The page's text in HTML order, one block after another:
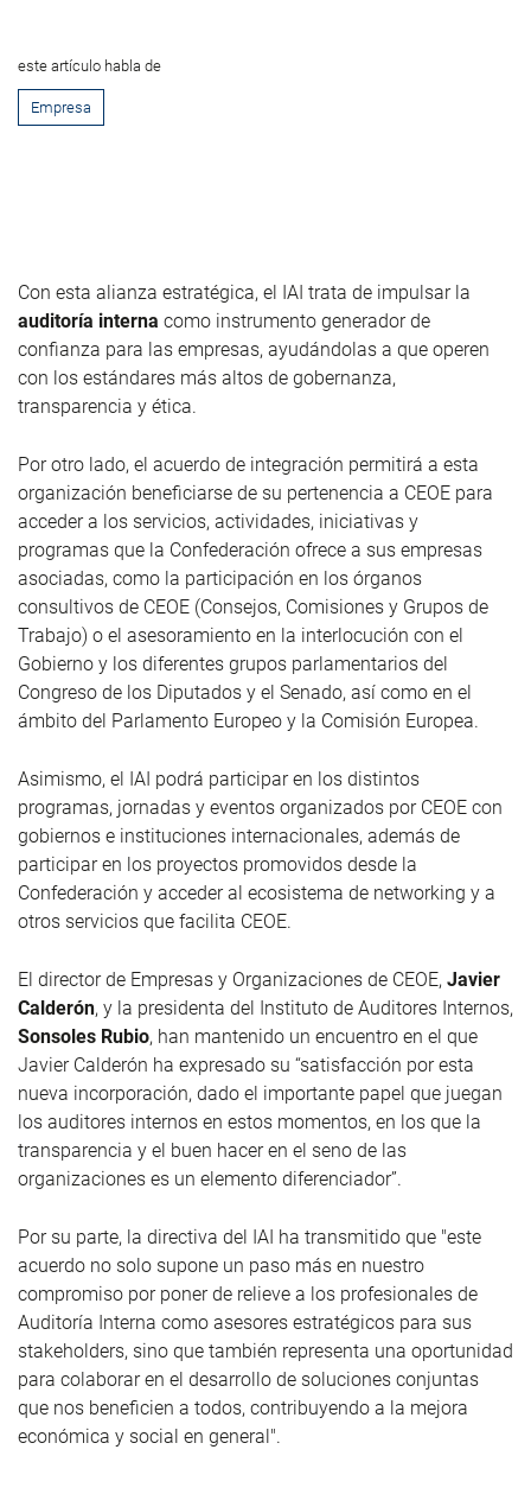
este artículo habla de
Empresa
Con esta alianza estratégica, el IAI trata de impulsar la
auditoría interna como instrumento generador de
confianza para las empresas, ayudándolas a que operen
con los estándares más altos de gobernanza,
transparencia y ética.
Por otro lado, el acuerdo de integración permitirá a esta
organización beneficiarse de su pertenencia a CEOE para
acceder a los servicios, actividades, iniciativas y
programas que la Confederación ofrece a sus empresas
asociadas, como la participación en los órganos
consultivos de CEOE (Consejos, Comisiones y Grupos de
Trabajo) o el asesoramiento en la interlocución con el
Gobierno y los diferentes grupos parlamentarios del
Congreso de los Diputados y el Senado, así como en el
ámbito del Parlamento Europeo y la Comisión Europea.
Asimismo, el IAI podrá participar en los distintos
programas, jornadas y eventos organizados por CEOE con
gobiernos e instituciones internacionales, además de
participar en los proyectos promovidos desde la
Confederación y acceder al ecosistema de networking y a
otros servicios que facilita CEOE.
El director de Empresas y Organizaciones de CEOE, Javier
Calderón, y la presidenta del Instituto de Auditores Internos,
Sonsoles Rubio, han mantenido un encuentro en el que
Javier Calderón ha expresado su “satisfacción por esta
nueva incorporación, dado el importante papel que juegan
los auditores internos en estos momentos, en los que la
transparencia y el buen hacer en el seno de las
organizaciones es un elemento diferenciador”.
Por su parte, la directiva del IAI ha transmitido que "este
acuerdo no solo supone un paso más en nuestro
compromiso por poner de relieve a los profesionales de
Auditoría Interna como asesores estratégicos para sus
stakeholders, sino que también representa una oportunidad
para colaborar en el desarrollo de soluciones conjuntas
que nos beneficien a todos, contribuyendo a la mejora
económica y social en general".